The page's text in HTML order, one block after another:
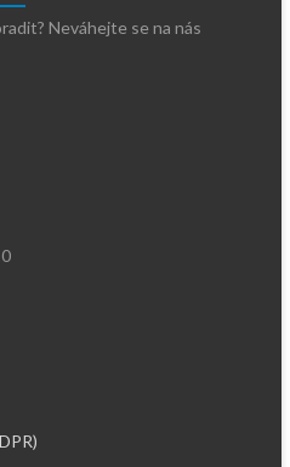
Neváhejte se na nás